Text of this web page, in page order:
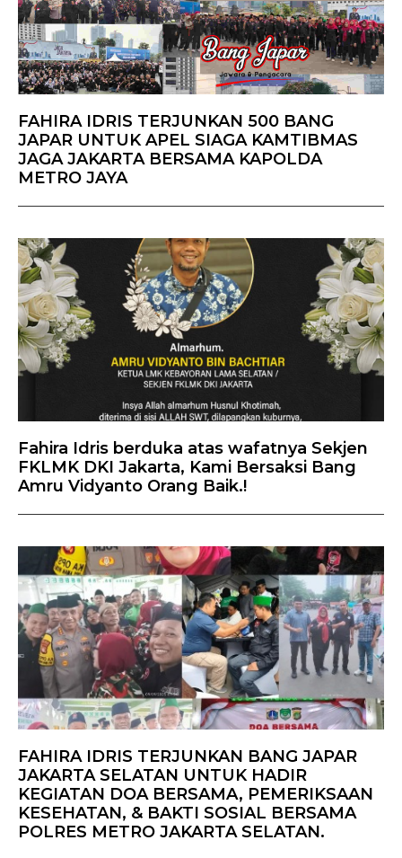
FAHIRA IDRIS TERJUNKAN 500 BANG
JAPAR UNTUK APEL SIAGA KAMTIBMAS
JAGA JAKARTA BERSAMA KAPOLDA
METRO JAYA
Fahira Idris berduka atas wafatnya Sekjen
FKLMK DKI Jakarta, Kami Bersaksi Bang
Amru Vidyanto Orang Baik.!
FAHIRA IDRIS TERJUNKAN BANG JAPAR
JAKARTA SELATAN UNTUK HADIR
KEGIATAN DOA BERSAMA, PEMERIKSAAN
KESEHATAN, & BAKTI SOSIAL BERSAMA
POLRES METRO JAKARTA SELATAN.